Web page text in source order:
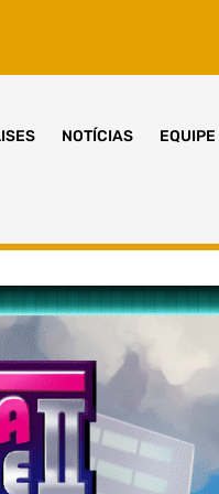
NOTÍCIAS EQUIPE